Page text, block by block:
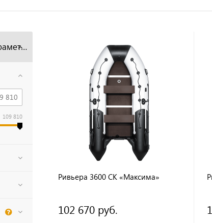
Подбор по параметрам
109 810
Ривьера 3600 СК «Максима»
102 670 руб.